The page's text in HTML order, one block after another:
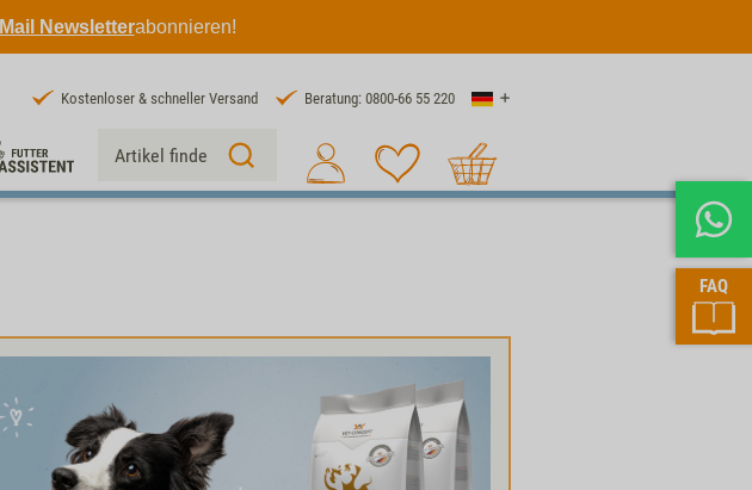
Newsletterabonnieren!
FAQ
Kostenloser & schneller Versand Beratung: 0800-66 55 220 Land
Suche 1